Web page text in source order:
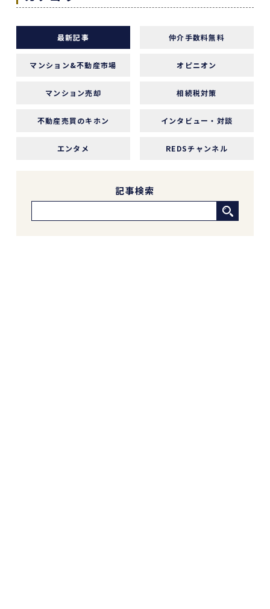
安い買い物ではないので、まずは自分でもいろい
になってから動くのが大切だと感じました。
担当の山崎一さん対応がスムーズで、とても安心
も毎回正確に答えていただけただけでなく、自分
ださり、終始安心してお任せできました。
新しい自宅の購入でお世話になりました。仲介手
数料が無料だったのが素晴らしいです。担当の方
（中石さん）の知識も豊富で、返事も迅速、物件
最新記事 仲介手数料無料
マンション&不動産市場 オピニオン
マンション売却 相続税対策
不動産売買のキホン インタビュー・対談
エンタメ REDSチャンネル
記事検索